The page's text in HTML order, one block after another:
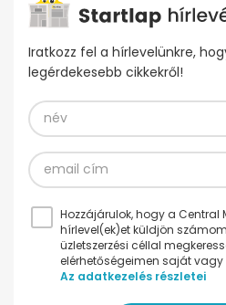
Iratkozz fel a hírlevelünkre,
legérdekesebb cikkekről!
Hozzájárulok, hogy a Central
hírlevel(ek)et küldjön
üzletszerzési céllal
elérhetőségeimen saját
Az adatkezelés részletei